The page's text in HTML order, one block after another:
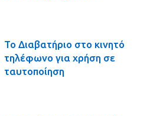
Το Διαβατήριο στο κινητό
τηλέφωνο για χρήση σε
ταυτοποίηση